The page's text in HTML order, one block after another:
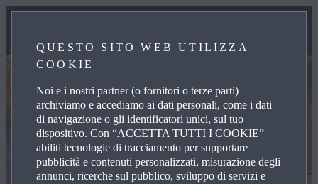
QUESTO SITO WEB UTILIZZA
COOKIE
Noi e i nostri partner (o fornitori o terze parti)
archiviamo e accediamo ai dati personali, come i dati
di navigazione o gli identificatori unici, sul tuo
dispositivo. Con “ACCETTA TUTTI I COOKIE”
abiliti tecnologie di tracciamento per supportare
pubblicità e contenuti personalizzati, misurazione degli
annunci, ricerche sul pubblico, sviluppo di servizi e